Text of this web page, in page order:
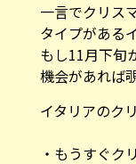
一言でクリス
タイプがある
もし11月下旬
機会があれば
イタリアのク
・ もうすぐク